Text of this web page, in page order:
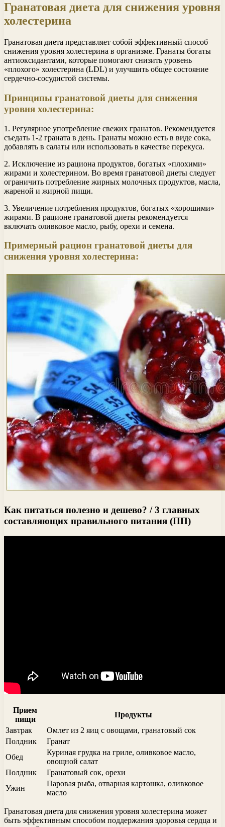
Гранатовая диета для снижения уровня
холестерина
Гранатовая диета представляет собой эффективный способ
снижения уровня холестерина в организме. Гранаты богаты
антиоксидантами, которые помогают снизить уровень
«плохого» холестерина (LDL) и улучшить общее состояние
сердечно-сосудистой системы.
Принципы гранатовой диеты для снижения
уровня холестерина:
1. Регулярное употребление свежих гранатов. Рекомендуется
съедать 1-2 граната в день. Гранаты можно есть в виде сока,
добавлять в салаты или использовать в качестве перекуса.
2. Исключение из рациона продуктов, богатых «плохими»
жирами и холестерином. Во время гранатовой диеты следует
ограничить потребление жирных молочных продуктов, масла,
жареной и жирной пищи.
3. Увеличение потребления продуктов, богатых «хорошими»
жирами. В рационе гранатовой диеты рекомендуется
включать оливковое масло, рыбу, орехи и семена.
Примерный рацион гранатовой диеты для
снижения уровня холестерина:
Как питаться полезно и дешево? / 3 главных
составляющих правильного питания (ПП)
Прием
пищи
Продукты
Завтрак
Омлет из 2 яиц с овощами, гранатовый сок
Полдник
Гранат
Обед
Куриная грудка на гриле, оливковое масло,
овощной салат
Полдник
Гранатовый сок, орехи
Ужин
Паровая рыба, отварная картошка, оливковое
масло
Гранатовая диета для снижения уровня холестерина может
быть эффективным способом поддержания здоровья сердца и